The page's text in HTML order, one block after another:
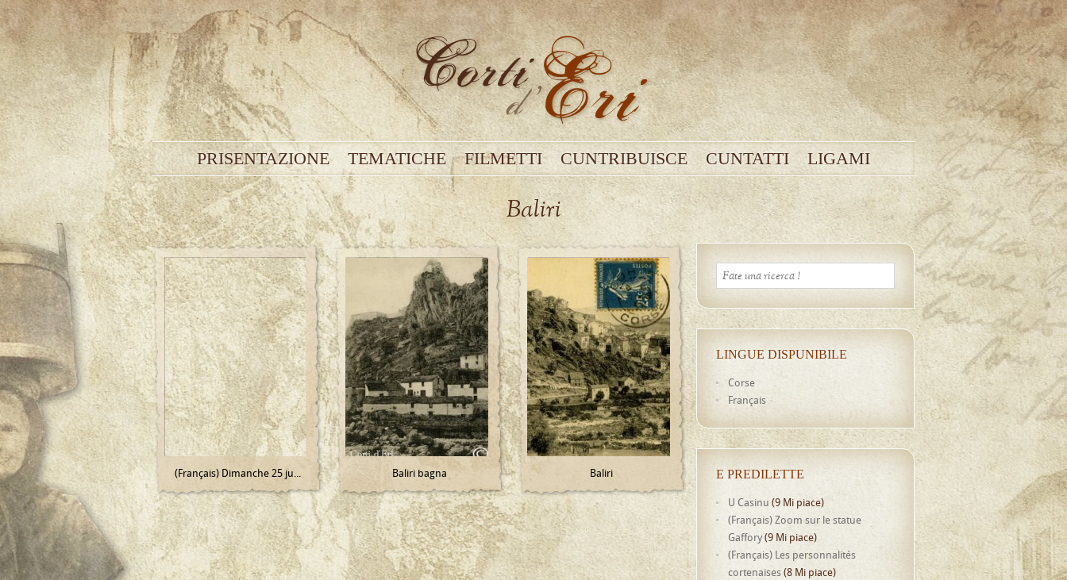
PRISENTAZIONE TEMATICHE FILMETTI CUNTRIBUISCE CUNTATTI LIGAMI
Baliri
(Français) Dimanche 25 ju... Baliri bagna Baliri
LINGUE DISPUNIBILE
Corse
Français
E PREDILETTE
U Casinu (9 Mi piace)
(Français) Zoom sur le statue
Gaffory(9 Mi piace)
(Français) Les personnalités
cortenaises(8 Mi piace)